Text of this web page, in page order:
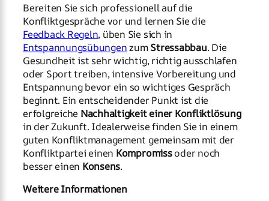
Bereiten Sie sich professionell auf die
Konfliktgespräche vor und lernen Sie die
Feedback Regeln, üben Sie sich in
EntspannungsübungenzumStressabbau. Die
Gesundheit ist sehr wichtig, richtig ausschlafen
oder Sport treiben, intensive Vorbereitung und
Entspannung bevor ein so wichtiges Gespräch
beginnt. Ein entscheidender Punkt ist die
erfolgreiche Nachhaltigkeit einer Konfliktlösung
in der Zukunft. Idealerweise finden Sie in einem
guten Konfliktmanagement gemeinsam mit der
Konfliktpartei einen Kompromissoder noch
besser einen Konsens.
Weitere Informationen